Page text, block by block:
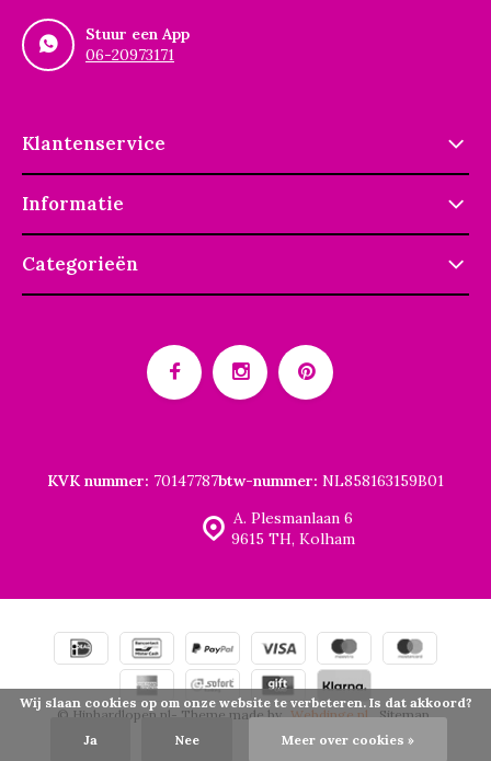
Stuur een App
06-20973171
Klantenservice
Informatie
Categorieën
A. Plesmanlaan 6
9615 TH, Kolham
KVK nummer: 70147787btw-nummer: NL858163159B01
© Hiphardlopen.nl- Theme made by Webdinge.nl Sitemap
Wij slaan cookies op om onze website te verbeteren. Is dat akkoord?
Ja Nee Meer over cookies »